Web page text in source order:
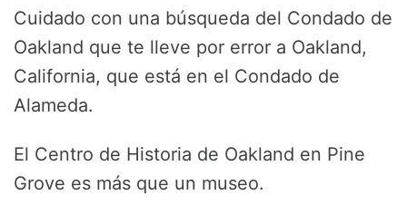
Cuidado con una búsqueda del Condado de
Oakland que te lleve por error a Oakland,
California, que está en el Condado de
Alameda.
El Centro de Historia de Oakland en Pine
Grove es más que un museo.